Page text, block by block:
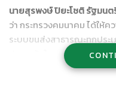
นายสุรพงษ์ ปิยะโชติ รัฐมนต
ว่า กระทรวงคมนาคม ได้ให้
ระบบขนส่งสาธารณะทุกประ
ปลอดภัยในการเดินทางของ
เทศกาลส่งท้ายปีเก่าต้อนรับ